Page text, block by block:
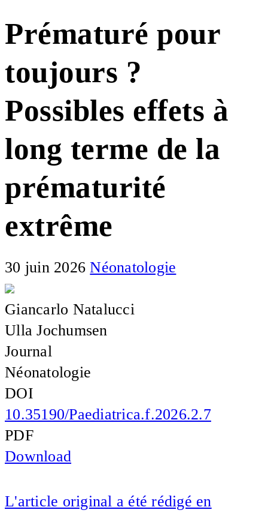
Prématuré pour
toujours ?
Possibles effets à
long terme de la
prématurité
extrême
30 juin 2026 Néonatologie
Giancarlo Natalucci
Ulla Jochumsen
Journal
Néonatologie
DOI
10.35190/Paediatrica.f.2026.2.7
PDF
Download
L'article original a été rédigé en